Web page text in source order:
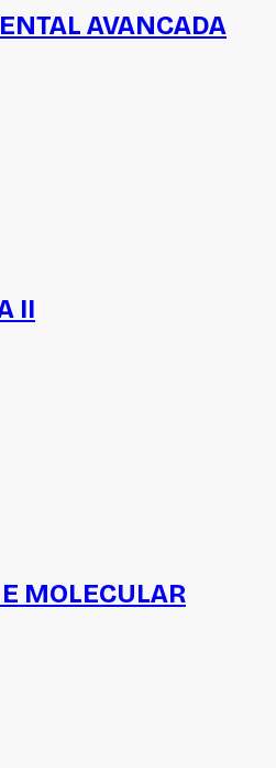
AVANCADA
II
MOLECULAR